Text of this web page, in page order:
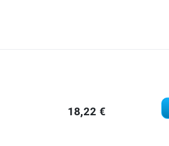
18,22 €